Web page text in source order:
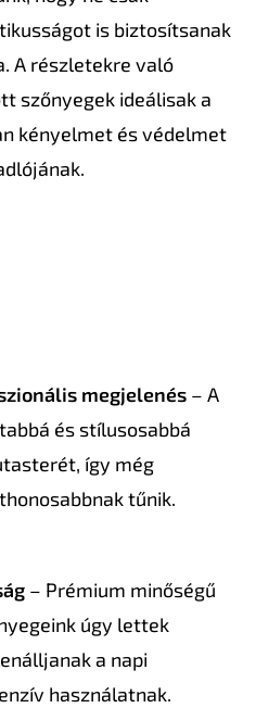
is biztosítsanak
A részletekre való
szőnyegek ideálisak a
kényelmet és védelmet
megjelenés – A
és stílusosabbá
így még
tűnik.
– Prémium minőségű
úgy lettek
a napi
használatnak.